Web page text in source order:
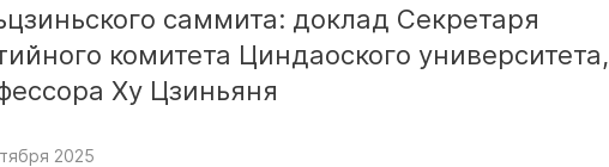
саммита: доклад Секретаря
комитета Циндаоского университета,
Ху Цзиньяня
2025